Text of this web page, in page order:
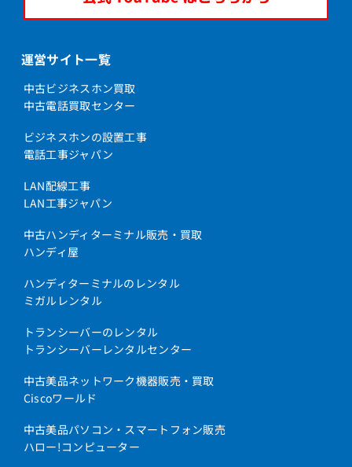
運営サイト一覧
中古ビジネスホン買取
中古電話買取センター
ビジネスホンの設置工事
電話工事ジャパン
LAN配線工事
LAN工事ジャパン
中古ハンディターミナル販売・買取
ハンディ屋
ハンディターミナルのレンタル
ミガルレンタル
トランシーバーのレンタル
トランシーバーレンタルセンター
中古美品ネットワーク機器販売・買取
Ciscoワールド
中古美品パソコン・スマートフォン販売
ハロー!コンピューター